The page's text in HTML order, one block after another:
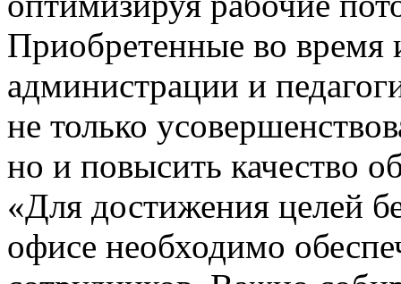
Приобретенные во время
администрации и
не только
но и повысить качество
«Для достижения целей
офисе необходимо